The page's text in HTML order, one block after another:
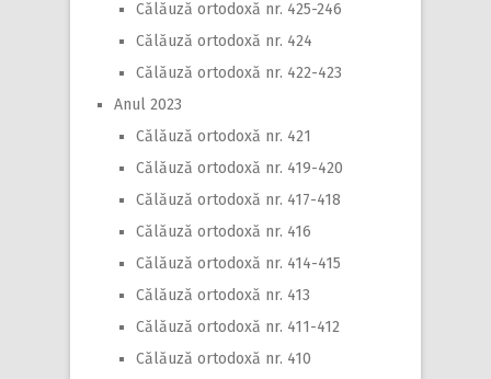
Călăuză ortodoxă nr. 425-246
Călăuză ortodoxă nr. 424
Călăuză ortodoxă nr. 422-423
Anul 2023
Călăuză ortodoxă nr. 421
Călăuză ortodoxă nr. 419-420
Călăuză ortodoxă nr. 417-418
Călăuză ortodoxă nr. 416
Călăuză ortodoxă nr. 414-415
Călăuză ortodoxă nr. 413
Călăuză ortodoxă nr. 411-412
Călăuză ortodoxă nr. 410